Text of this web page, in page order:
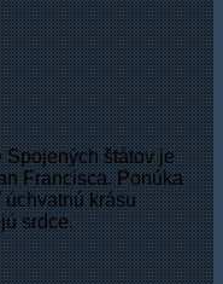
Spojených štátov je
Francisca. Ponúka
krásu
srdce.